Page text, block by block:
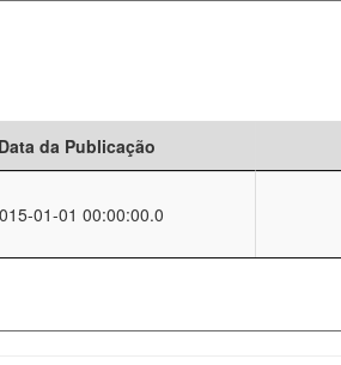
Data da Publicação
01-01 00:00:00.0